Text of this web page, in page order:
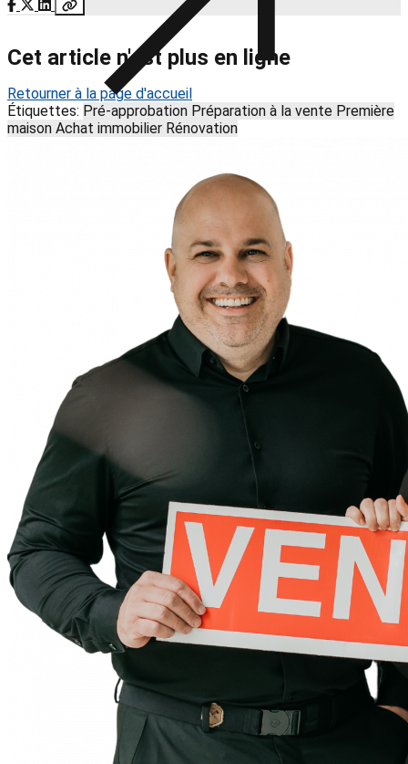
Cet article n'est plus en ligne
Retourner à la page d'accueil
Étiquettes: Pré-approbation Préparation à la vente Première
maison Achat immobilier Rénovation